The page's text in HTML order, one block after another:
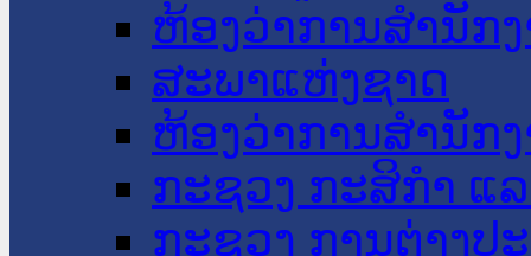
ຫ້ອງວ່າການສໍານັກ
ສະພາແຫ່ງຊາດ
ຫ້ອງວ່າການສຳນັກ
ກະຊວງ ກະສິກຳ ແ
ກະຊວງ ການຕ່າງປ